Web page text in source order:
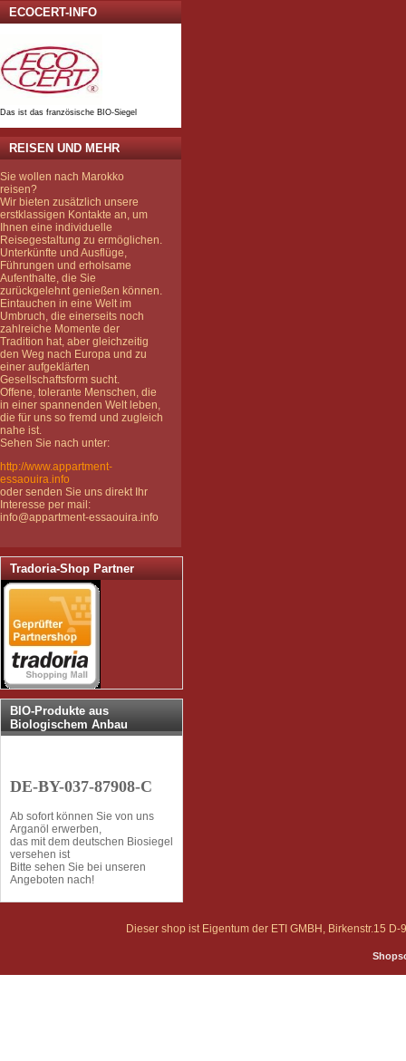
ECOCERT-INFO
Das ist das französische BIO-Siegel
REISEN UND MEHR
Sie wollen nach Marokko
reisen?
Wir bieten zusätzlich unsere
erstklassigen Kontakte an, um
Ihnen eine individuelle
Reisegestaltung zu ermöglichen.
Unterkünfte und Ausflüge,
Führungen und erholsame
Aufenthalte, die Sie
zurückgelehnt genießen können.
Eintauchen in eine Welt im
Umbruch, die einerseits noch
zahlreiche Momente der
Tradition hat, aber gleichzeitig
den Weg nach Europa und zu
einer aufgeklärten
Gesellschaftsform sucht.
Offene, tolerante Menschen, die
in einer spannenden Welt leben,
die für uns so fremd und zugleich
nahe ist.
Sehen Sie nach unter:
http://www.appartment-
essaouira.info
oder senden Sie uns direkt Ihr
Interesse per mail:
info@appartment-essaouira.info
Tradoria-Shop Partner
BIO-Produkte aus
Biologischem Anbau
DE-BY-037-87908-C
Ab sofort können Sie von uns
Arganöl erwerben,
das mit dem deutschen Biosiegel
versehen ist
Bitte sehen Sie bei unseren
Angeboten nach!
Dieser shop ist Eigentum der ETI GMBH, Birkenstr.15